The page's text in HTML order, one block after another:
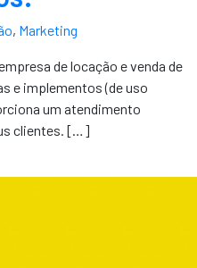
, Marketing
de locação e venda de
e implementos (de uso
um atendimento
clientes. […]